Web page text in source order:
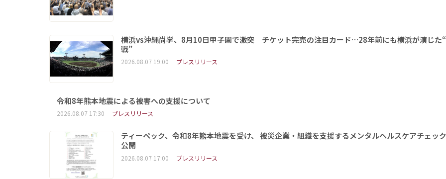
横浜vs沖縄尚学、8月10日甲子園で激突 チケット完売の注目カード…28年前にも横浜が演じた
戦”
2026.08.07 19:00 プレスリリース
令和8年熊本地震による被害への支援について
2026.08.07 17:30 プレスリリース
ティーペック、令和8年熊本地震を受け、 被災企業・組織を支援するメンタルヘルスケアチェッ
公開
2026.08.07 17:00 プレスリリース